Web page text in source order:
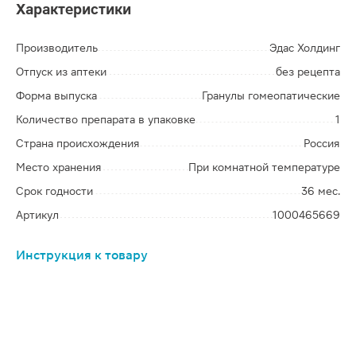
Характеристики
Производитель
Эдас Холдинг
Отпуск из аптеки
без рецепта
Форма выпуска
Гранулы гомеопатические
Количество препарата в упаковке
1
Страна происхождения
Россия
Место хранения
При комнатной температуре
Срок годности
36 мес.
Артикул
1000465669
Инструкция к товару